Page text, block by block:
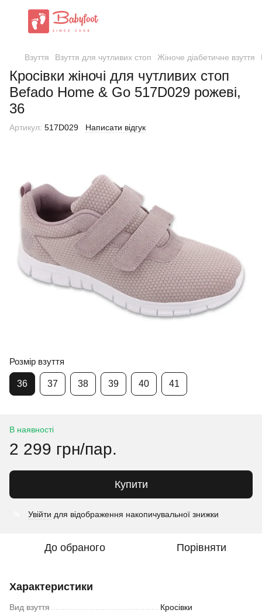
Взуття Взуття для чутливих стоп Жіноче діабетичне взуття
Кросівки жіночі для чутливих стоп
Befado Home & Go 517D029 рожеві,
36
Артикул: 517D029 Написати відгук
Розмір взуття
36 37 38 39 40 41
В наявності
2 299 грн/пар.
Купити
Увійти для відображення накопичувальної знижки
До обраного Порівняти
Характеристики
Вид взуття Кросівки